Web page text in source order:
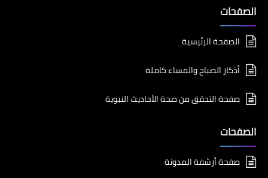
الصفحات
الصفحة الرئيسية
أذكار الصباح والمساء كاملة
صفحة التحقق من صحة الأحاديث النبوية
الصفحات
صفحة أرشفة المدونة